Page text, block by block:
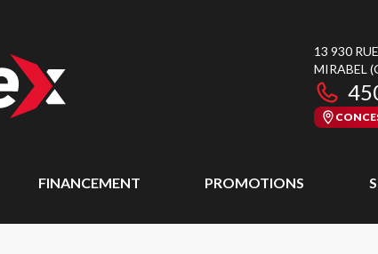
13 930
MIRABEL
FINANCEMENT PROMOTIONS